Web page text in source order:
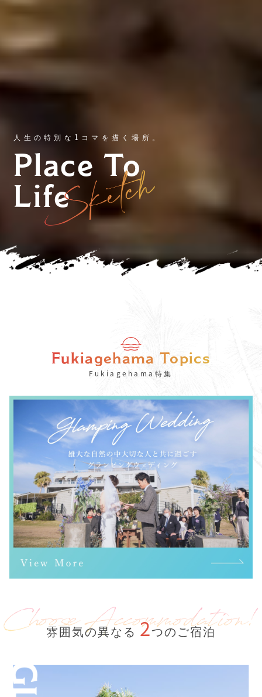
人生の特別な1コマを描く場所。
Place To
Life
Fukiagehama Topics
Fukiagehama特集
雰囲気の異なる 2つのご宿泊